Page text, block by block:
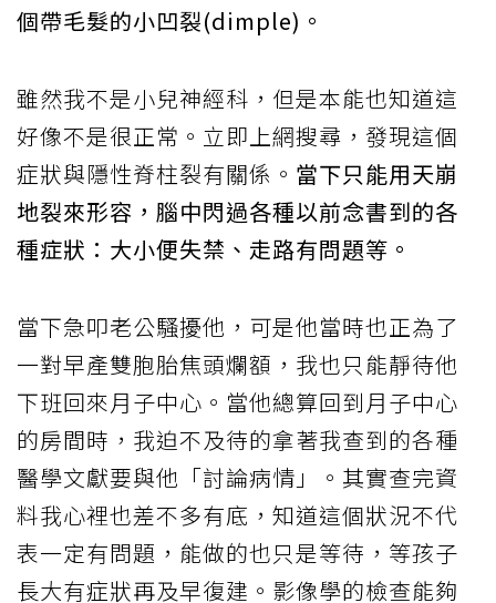
個帶毛髮的小凹裂(dimple)。
雖然我不是小兒神經科，但是本能也知道這
好像不是很正常。立即上網搜尋，發現這個
症狀與隱性脊柱裂有關係。 當下只能用天崩
地裂來形容，腦中閃過各種以前念書到的各
種症狀：大小便失禁、走路有問題等。
當下急叩老公騷擾他，可是他當時也正為了
一對早產雙胞胎焦頭爛額，我也只能靜待他
下班回來月子中心。當他總算回到月子中心
的房間時，我迫不及待的拿著我查到的各種
醫學文獻要與他「討論病情」。其實查完資
料我心裡也差不多有底，知道這個狀況不代
表一定有問題，能做的也只是等待，等孩子
長大有症狀再及早復建。影像學的檢查能夠